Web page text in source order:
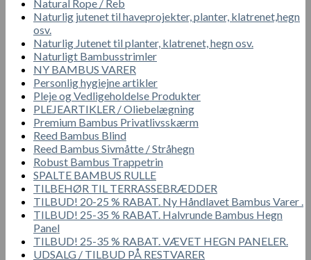
Natural Rope / Reb
Naturlig jutenet til haveprojekter, planter, klatrenet,hegn
osv.
Naturlig Jutenet til planter, klatrenet, hegn osv.
Naturligt Bambusstrimler
NY BAMBUS VARER
Personlig hygiejne artikler
Pleje og Vedligeholdelse Produkter
PLEJEARTIKLER / Oliebelægning
Premium Bambus Privatlivsskærm
Reed Bambus Blind
Reed Bambus Sivmåtte / Stråhegn
Robust Bambus Trappetrin
SPALTE BAMBUS RULLE
TILBEHØR TIL TERRASSEBRÆDDER
TILBUD! 20-25 % RABAT. Ny Håndlavet Bambus Varer .
TILBUD! 25-35 % RABAT. Halvrunde Bambus Hegn
Panel
TILBUD! 25-35 % RABAT. VÆVET HEGN PANELER.
UDSALG / TILBUD PÅ RESTVARER